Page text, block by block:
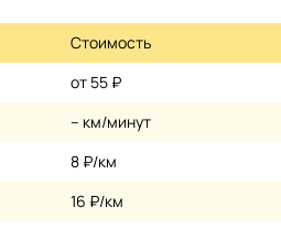
Стоимость
от 55 ₽
– км/минут
8 ₽/км
16 ₽/км